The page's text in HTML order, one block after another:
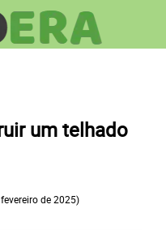
um telhado
de 2025)